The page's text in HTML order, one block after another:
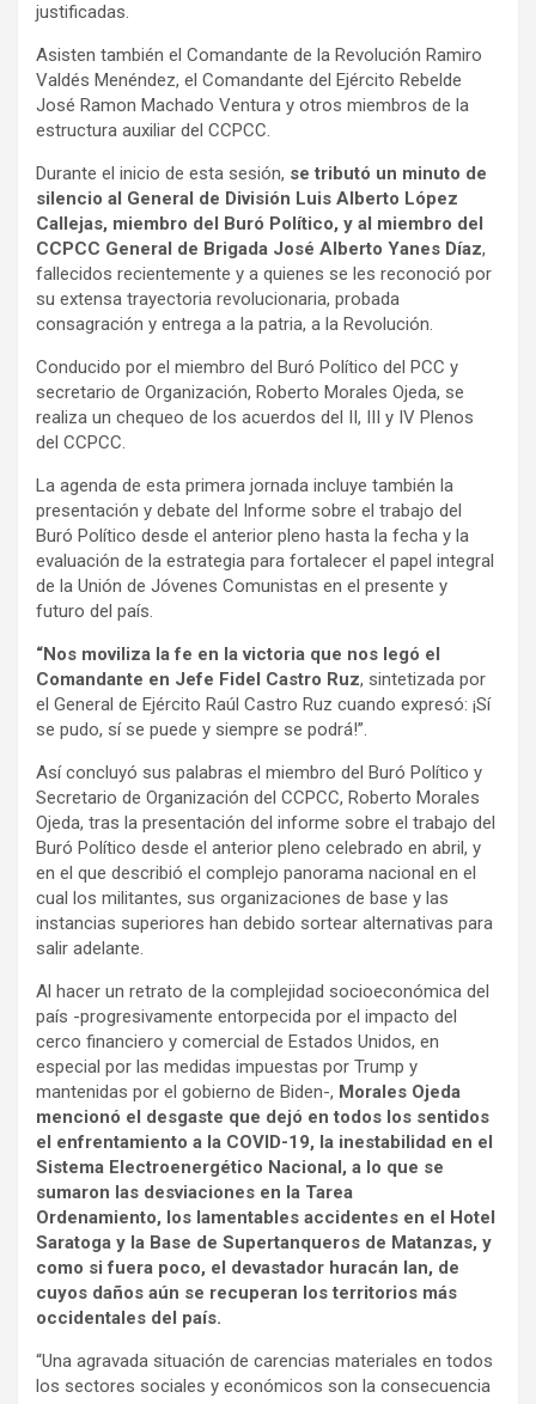
justificadas.
Asisten también el Comandante de la Revolución Ramiro
Valdés Menéndez, el Comandante del Ejército Rebelde
José Ramon Machado Ventura y otros miembros de la
estructura auxiliar del CCPCC.
Durante el inicio de esta sesión, se tributó un minuto de
silencio al General de División Luis Alberto López
Callejas, miembro del Buró Político, y al miembro del
CCPCC General de Brigada José Alberto Yanes Díaz,
fallecidos recientemente y a quienes se les reconoció por
su extensa trayectoria revolucionaria, probada
consagración y entrega a la patria, a la Revolución.
Conducido por el miembro del Buró Político del PCC y
secretario de Organización, Roberto Morales Ojeda, se
realiza un chequeo de los acuerdos del II, III y IV Plenos
del CCPCC.
La agenda de esta primera jornada incluye también la
presentación y debate del Informe sobre el trabajo del
Buró Político desde el anterior pleno hasta la fecha y la
evaluación de la estrategia para fortalecer el papel integral
de la Unión de Jóvenes Comunistas en el presente y
futuro del país.
“Nos moviliza la fe en la victoria que nos legó el
Comandante en Jefe Fidel Castro Ruz, sintetizada por
el General de Ejército Raúl Castro Ruz cuando expresó: ¡Sí
se pudo, sí se puede y siempre se podrá!”.
Así concluyó sus palabras el miembro del Buró Político y
Secretario de Organización del CCPCC, Roberto Morales
Ojeda, tras la presentación del informe sobre el trabajo del
Buró Político desde el anterior pleno celebrado en abril, y
en el que describió el complejo panorama nacional en el
cual los militantes, sus organizaciones de base y las
instancias superiores han debido sortear alternativas para
salir adelante.
Al hacer un retrato de la complejidad socioeconómica del
país -progresivamente entorpecida por el impacto del
cerco financiero y comercial de Estados Unidos, en
especial por las medidas impuestas por Trump y
mantenidas por el gobierno de Biden-, Morales Ojeda
mencionó el desgaste que dejó en todos los sentidos
el enfrentamiento a la COVID-19, la inestabilidad en el
Sistema Electroenergético Nacional, a lo que se
sumaron las desviaciones en la Tarea
Ordenamiento, los lamentables accidentes en el Hotel
Saratoga y la Base de Supertanqueros de Matanzas, y
como si fuera poco, el devastador huracán Ian, de
cuyos daños aún se recuperan los territorios más
occidentales del país.
“Una agravada situación de carencias materiales en todos
los sectores sociales y económicos son la consecuencia